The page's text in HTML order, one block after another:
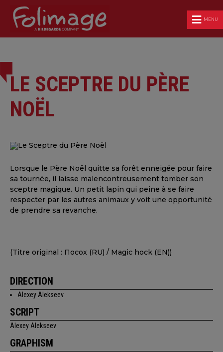
MENU
LE SCEPTRE DU PÈRE
NOËL
Lorsque le Père Noël quitte sa forêt enneigée pour faire
sa tournée, il laisse malencontreusement tomber son
sceptre magique. Un petit lapin qui peine à se faire
respecter par les autres animaux y voit une opportunité
de prendre sa revanche.
(Titre original : Посох (RU) / Magic hock (EN))
DIRECTION
Alexey Alekseev
SCRIPT
Alexey Alekseev
GRAPHISM